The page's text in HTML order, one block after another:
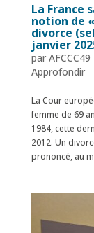
La France
notion de
divorce
janvier
par AFCCC49
Approfondir
La Cour
femme de 69
1984, cette
2012. Un
prononcé, au